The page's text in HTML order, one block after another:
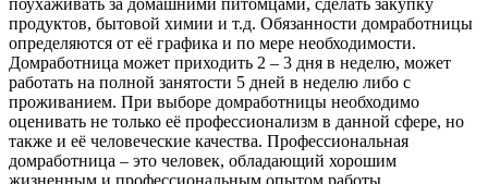
продуктов, бытовой химии и т.д. Обязанности домработницы
определяются от её графика и по мере необходимости.
Домработница может приходить 2 – 3 дня в неделю, может
работать на полной занятости 5 дней в неделю либо с
проживанием. При выборе домработницы необходимо
оценивать не только её профессионализм в данной сфере, но
также и её человеческие качества. Профессиональная
домработница – это человек, обладающий хорошим
жизненным и профессиональным опытом работы,